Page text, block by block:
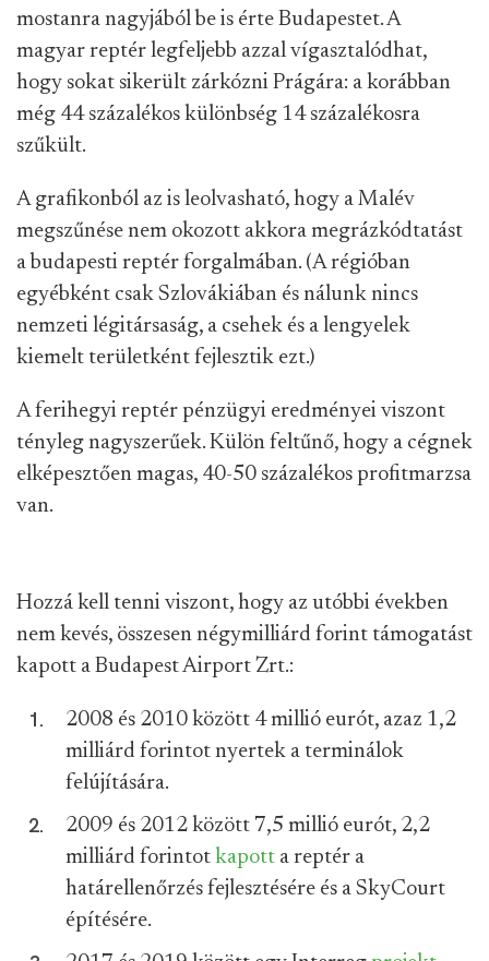
mostanra nagyjából be is érte Budapestet. A
magyar reptér legfeljebb azzal vígasztalódhat,
hogy sokat sikerült zárkózni Prágára: a korábban
még 44 százalékos különbség 14 százalékosra
szűkült.
A grafikonból az is leolvasható, hogy a Malév
megszűnése nem okozott akkora megrázkódtatást
a budapesti reptér forgalmában. (A régióban
egyébként csak Szlovákiában és nálunk nincs
nemzeti légitársaság, a csehek és a lengyelek
kiemelt területként fejlesztik ezt.)
A ferihegyi reptér pénzügyi eredményei viszont
tényleg nagyszerűek. Külön feltűnő, hogy a cégnek
elképesztően magas, 40-50 százalékos profitmarzsa
van.
Hozzá kell tenni viszont, hogy az utóbbi években
nem kevés, összesen négymilliárd forint támogatást
kapott a Budapest Airport Zrt.:
2008 és 2010 között 4 millió eurót, azaz 1,2
milliárd forintot nyertek a terminálok
felújítására.
2009 és 2012 között 7,5 millió eurót, 2,2
milliárd forintot kapott a reptér a
határellenőrzés fejlesztésére és a SkyCourt
építésére.